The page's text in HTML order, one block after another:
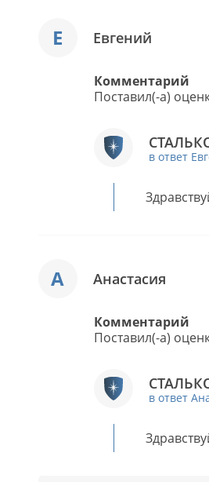
Е Евгений
Комментарий
Поставил(-а)
в ответ
А Анастасия
Комментарий
Поставил(-а)
в ответ